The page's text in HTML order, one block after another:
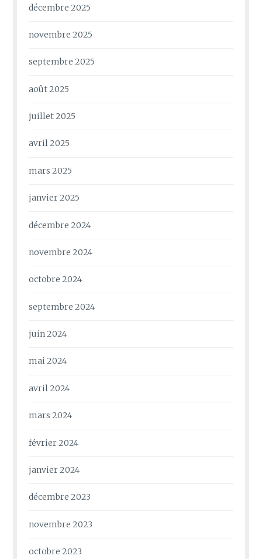
décembre 2025
novembre 2025
septembre 2025
août 2025
juillet 2025
avril 2025
mars 2025
janvier 2025
décembre 2024
novembre 2024
octobre 2024
septembre 2024
juin 2024
mai 2024
avril 2024
mars 2024
février 2024
janvier 2024
décembre 2023
novembre 2023
octobre 2023